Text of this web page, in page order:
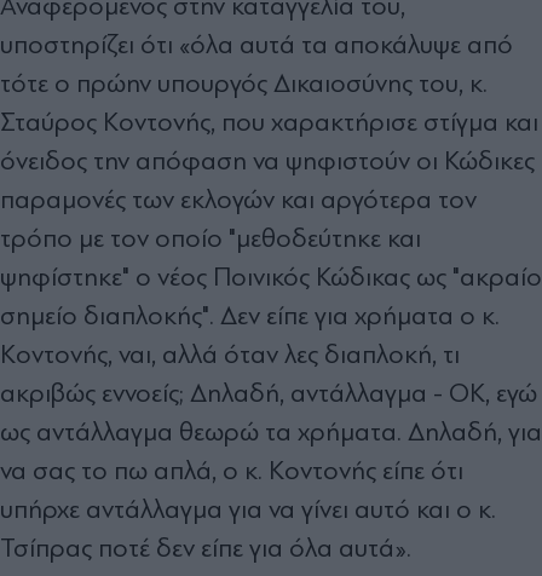
Αναφερόμενος στην καταγγελία του,
υποστηρίζει ότι «όλα αυτά τα αποκάλυψε από
τότε ο πρώην υπουργός Δικαιοσύνης του, κ.
Σταύρος Κοντονής, που χαρακτήρισε στίγμα και
όνειδος την απόφαση να ψηφιστούν οι Κώδικες
παραμονές των εκλογών και αργότερα τον
τρόπο με τον οποίο "μεθοδεύτηκε και
ψηφίστηκε" ο νέος Ποινικός Κώδικας ως "ακραίο
σημείο διαπλοκής". Δεν είπε για χρήματα ο κ.
Κοντονής, ναι, αλλά όταν λες διαπλοκή, τι
ακριβώς εννοείς; Δηλαδή, αντάλλαγμα - ΟΚ, εγώ
ως αντάλλαγμα θεωρώ τα χρήματα. Δηλαδή, για
να σας το πω απλά, ο κ. Κοντονής είπε ότι
υπήρχε αντάλλαγμα για να γίνει αυτό και ο κ.
Τσίπρας ποτέ δεν είπε για όλα αυτά».